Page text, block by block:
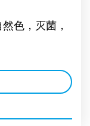
色，灭菌，